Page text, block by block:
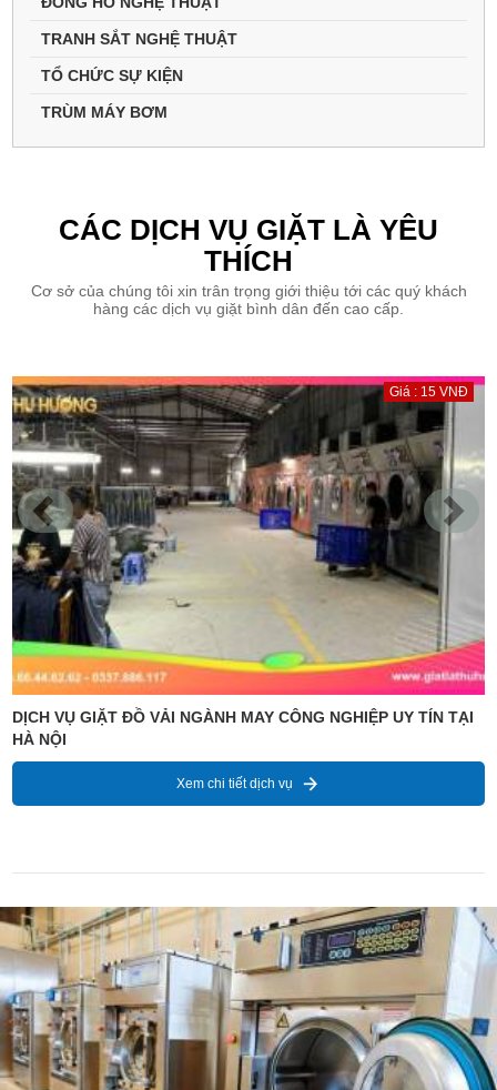
TRANH SẮT NGHỆ THUẬT
TỔ CHỨC SỰ KIỆN
TRÙM MÁY BƠM
CÁC DỊCH VỤ GIẶT LÀ YÊU
THÍCH
Cơ sở của chúng tôi xin trân trọng giới thiệu tới các quý khách
hàng các dịch vụ giặt bình dân đến cao cấp.
Giá : 15 VNĐ
ĐỊA CHỈ CUNG CẤP DỊCH VỤ CHUYÊN NGHIỆP GIẶT LÀ VẢI
CÂY TẠI HÀ NỘI
Xem chi tiết dịch vụ